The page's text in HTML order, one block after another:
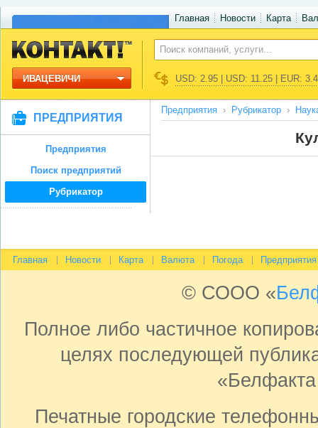
Главная Новости Карта
ИВАЦЕВИЧИ USD: 2.95 | USD: 11.25 | EUR:
ПРЕДПРИЯТИЯ
Предприятия
Поиск предприятий
Рубрикатор
Предприятия Рубрикатор
Главная Новости Карта Валюта Погода Предприятия
© СООО «
Полное либо частичное
целях последующей
Печатные городские